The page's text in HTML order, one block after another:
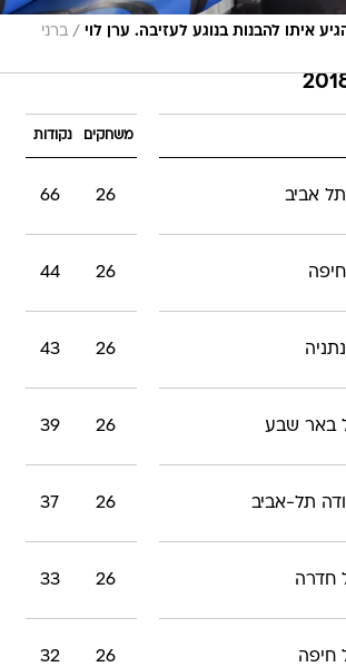
איתו להבנות בנוגע לעזיבה. ערן לוי / ברני
משחקים נקודות
אביב 26
66
26
44
26
43
באר שבע 26
39
תל-אביב 26
37
חדרה 26
33
חיפה 26
32